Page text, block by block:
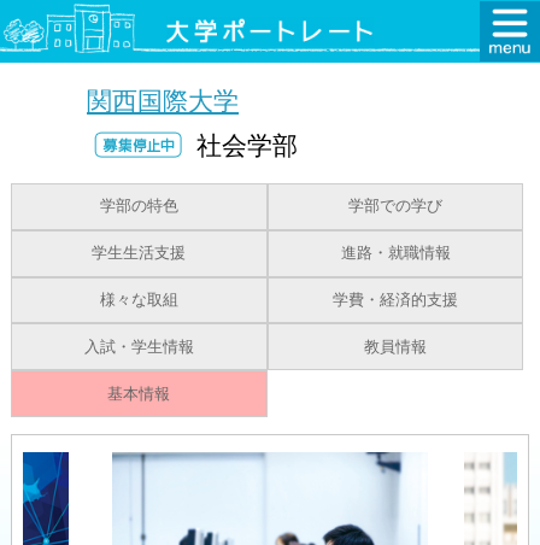
関西国際大学
社会学部
学部の特色 学部での学び
学生生活支援 進路・就職情報
様々な取組 学費・経済的支援
入試・学生情報 教員情報
基本情報